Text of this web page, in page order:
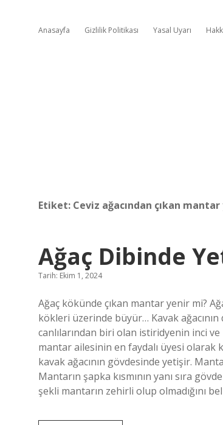
Anasayfa Gizlilik Politikası Yasal Uyarı
Etiket: Ceviz ağacından çıkan
Ağaç Dibinde
Tarih: Ekim 1, 2024
Ağaç kökünde çıkan mantar yenir mi?
kökleri üzerinde büyür… Kavak
canlılarından biri olan istiridyenin inci
mantar ailesinin en faydalı üyesi
kavak ağacının gövdesinde yetişir.
Mantarın şapka kısmının yanı sıra
şekli mantarın zehirli olup olmadığını